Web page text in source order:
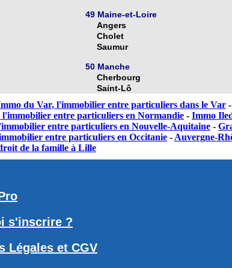
49 Maine-et-Loire
Angers
Cholet
Saumur
50 Manche
Cherbourg
Saint-Lô
du Var, l'immobilier entre particuliers dans le Var -
entre particuliers en Normandie - Immo
entre particuliers en Nouvelle-Aquitaine -
entre particuliers en Occitanie - Auvergne-
de la famille à Lille
s'inscrire ?
Légales et CGV